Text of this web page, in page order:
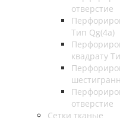
отверстие
Тип Qg(4а)
квадрату
отверстие
Сетки тканые